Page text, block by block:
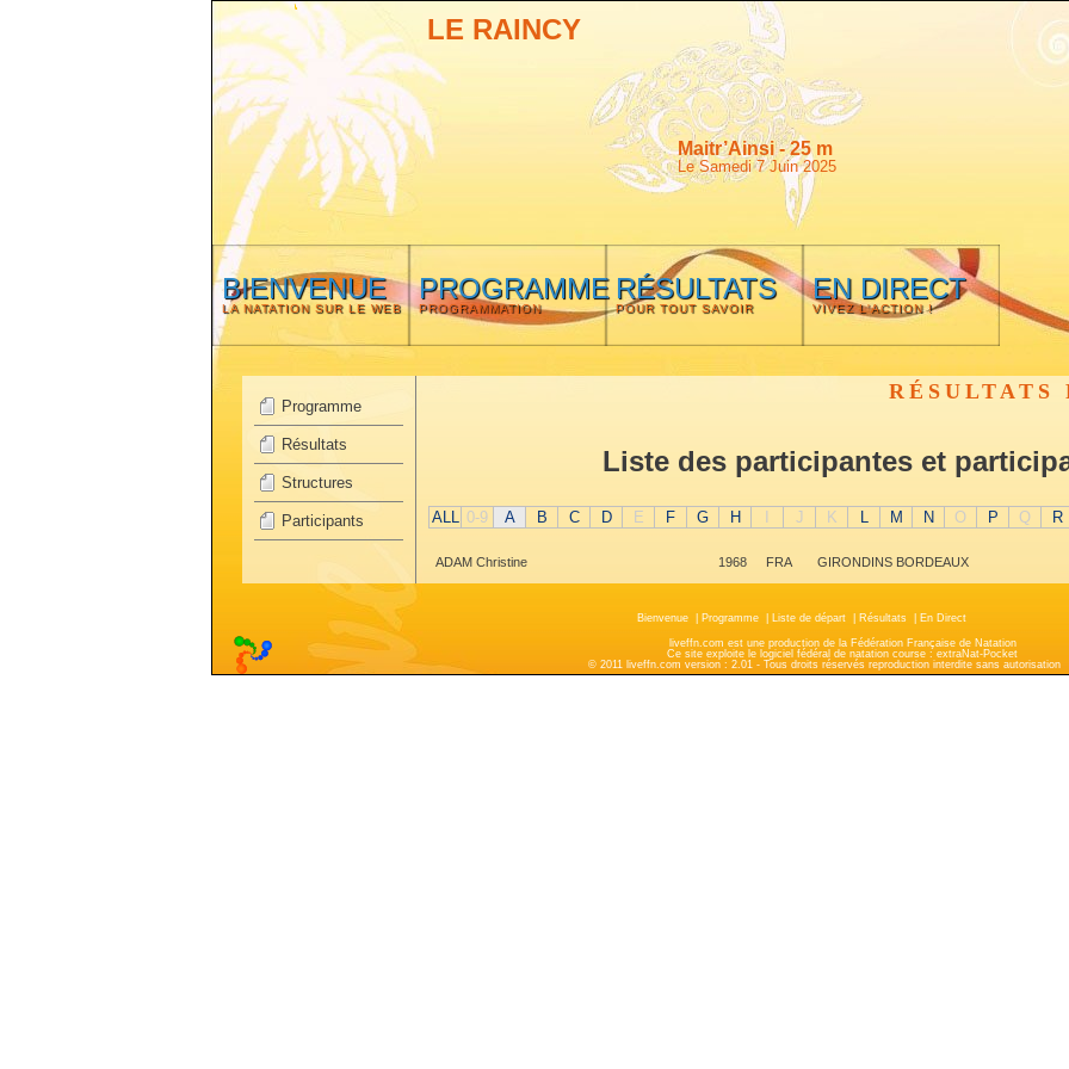
LE RAINCY
Maitr’Ainsi - 25 m
Le Samedi 7 Juin 2025
BIENVENUE
LA NATATION SUR LE WEB
PROGRAMME
PROGRAMMATION
RÉSULTATS
POUR TOUT SAVOIR
EN DIRECT
VIVEZ L'ACTION !
Programme
Résultats
Structures
Participants
RÉSULTATS
Liste des participantes et
ALL 0-9 A B C D E F G H J K L M N O P Q R
ADAM Christine 1968 FRA GIRONDINS BORDEAUX
Bienvenue Programme Liste de départ Résultats En Direct
liveffn.com est une production de la Fédération Française de Natation
Ce site exploite le logiciel fédéral de natation course : extraNat-Pocket
© 2011 liveffn.com version : 2.01 - Tous droits réservés reproduction interdite sans autorisation